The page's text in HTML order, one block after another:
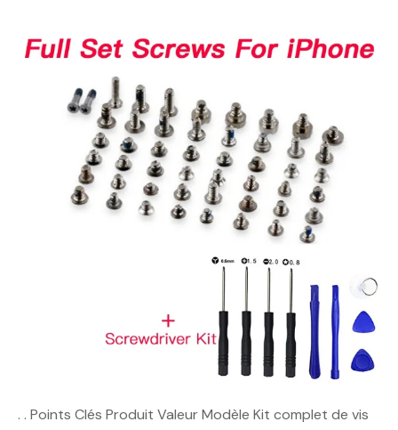
. . Points Clés Produit Valeur Modèle Kit complet de vis